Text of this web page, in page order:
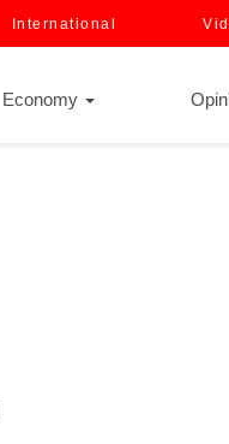
International
Economy